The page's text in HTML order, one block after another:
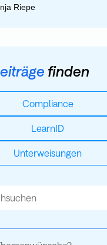
Riepe
finden
Compliance
LearnID
Unterweisungen
mit einer